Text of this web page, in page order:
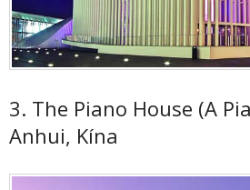
3. The Piano House (A
Anhui, Kína